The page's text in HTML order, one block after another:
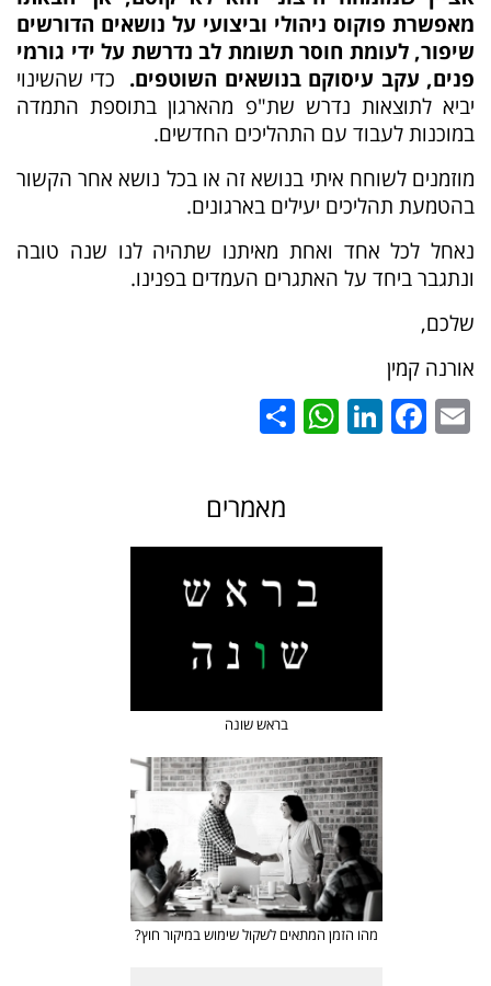
מאפשרת פוקוס ניהולי וביצועי על נושאים הדורשים
שיפור, לעומת חוסר תשומת לב נדרשת על ידי גורמי
פנים, עקב עיסוקם בנושאים השוטפים. כדי שהשינוי
יביא לתוצאות נדרש שת"פ מהארגון בתוספת התמדה
במוכנות לעבוד עם התהליכים החדשים.
מוזמנים לשוחח איתי בנושא זה או בכל נושא אחר הקשור
בהטמעת תהליכים יעילים בארגונים.
נאחל לכל אחד ואחת מאיתנו שתהיה לנו שנה טובה
ונתגבר ביחד על האתגרים העמדים בפנינו.
שלכם,
אורנה קמין
Email
Facebook
LinkedIn
WhatsApp
מאמרים
בראש שונה
מהו הזמן המתאים לשקול שימוש במיקור חוץ?